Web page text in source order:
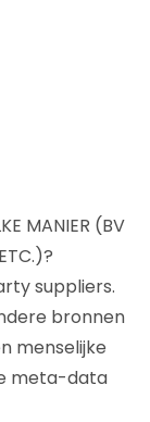
MANIER (BV
suppliers.
bronnen
menselijke
meta-data